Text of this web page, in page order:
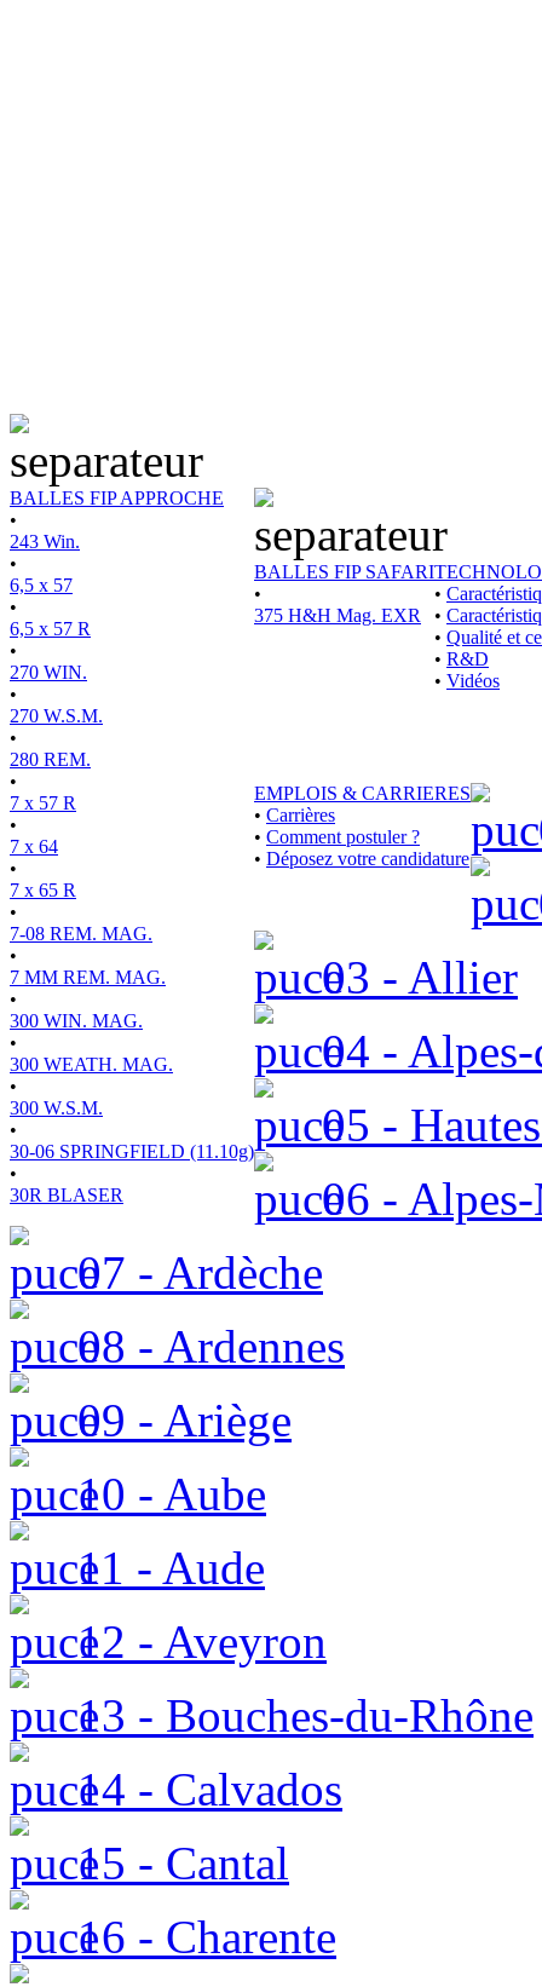
BALLES FIP APPROCHE
•
243 Win.
•
6,5 x 57
•
6,5 x 57 R
•
270 WIN.
•
270 W.S.M.
•
280 REM.
•
7 x 57 R
•
7 x 64
•
7 x 65 R
•
7-08 REM. MAG.
•
7 MM REM. MAG.
•
300 WIN. MAG.
•
300 WEATH. MAG.
•
300 W.S.M.
•
30-06 SPRINGFIELD (11.10g)
•
30R BLASER
BALLES FIP SAFARI
•
375 H&H Mag. EXR
•
•
• Qualité et
• R&D
• Vidéos
EMPLOIS & CARRIERES
• Carrières
• Comment postuler ?
• Déposez votre candidature
03 - Allier
04 - Alpes-
05 -
06 -
07 - Ardèche
08 - Ardennes
09 - Ariège
10 - Aube
11 - Aude
12 - Aveyron
13 - Bouches-du-Rhône
14 - Calvados
15 - Cantal
16 - Charente